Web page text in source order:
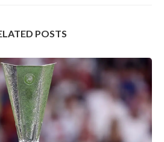
POSTS